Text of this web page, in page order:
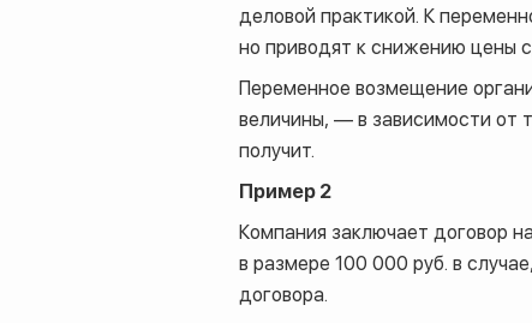
деловой практикой. К
но приводят к снижению цены
Переменное возмещение
величины, — в зависимости от
получит.
Пример 2
Компания заключает договор
в размере 100 000 руб. в
договора.